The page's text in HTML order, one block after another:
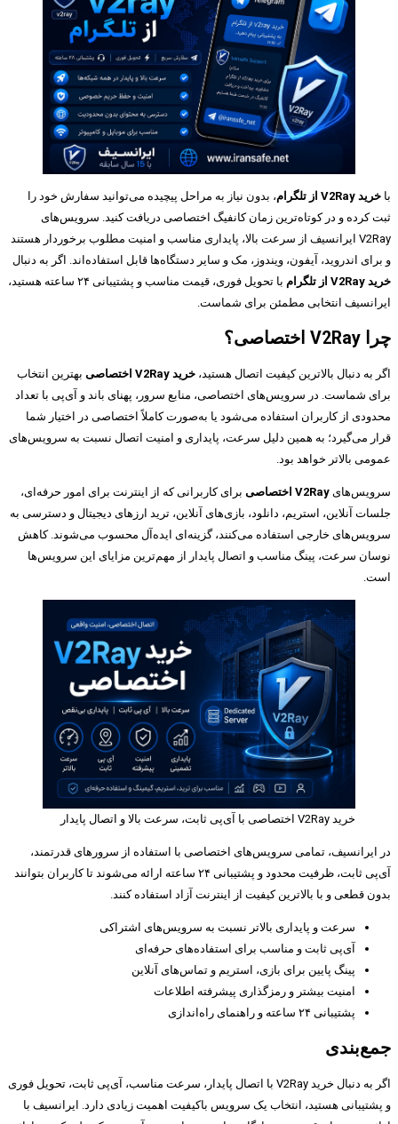
با خرید V2Ray از تلگرام
، بدون نیاز به مراحل پیچیده می‌توانید سفارش خود را
ثبت کرده و در کوتاه‌ترین زمان کانفیگ اختصاصی دریافت کنید. سرویس‌های
V2Ray ایرانسیف از سرعت بالا، پایداری مناسب و امنیت مطلوب برخوردار هستند
و برای اندروید، آیفون، ویندوز، مک و سایر دستگاه‌ها قابل استفاده‌اند. اگر به دنبال
خرید V2Ray از تلگرام
با تحویل فوری، قیمت مناسب و پشتیبانی ۲۴ ساعته هستید،
ایرانسیف انتخابی مطمئن برای شماست.
چرا V2Ray اختصاصی؟
اگر به دنبال بالاترین کیفیت اتصال هستید، خرید V2Ray اختصاصی
بهترین انتخاب
برای شماست. در سرویس‌های اختصاصی، منابع سرور، پهنای باند و آی‌پی با تعداد
محدودی از کاربران استفاده می‌شود یا به‌صورت کاملاً اختصاصی در اختیار شما
قرار می‌گیرد؛ به همین دلیل سرعت، پایداری و امنیت اتصال نسبت به سرویس‌های
عمومی بالاتر خواهد بود.
سرویس‌های V2Ray اختصاصی
برای کاربرانی که از اینترنت برای امور حرفه‌ای،
جلسات آنلاین، استریم، دانلود، بازی‌های آنلاین، ترید ارزهای دیجیتال و دسترسی به
سرویس‌های خارجی استفاده می‌کنند، گزینه‌ای ایده‌آل محسوب می‌شوند. کاهش
نوسان سرعت، پینگ مناسب و اتصال پایدار از مهم‌ترین مزایای این سرویس‌ها
است.
خرید V2Ray اختصاصی با آی‌پی ثابت، سرعت بالا و اتصال پایدار
در ایرانسیف، تمامی سرویس‌های اختصاصی با استفاده از سرورهای قدرتمند،
آی‌پی ثابت، ظرفیت محدود و پشتیبانی ۲۴ ساعته ارائه می‌شوند تا کاربران بتوانند
بدون قطعی و با بالاترین کیفیت از اینترنت آزاد استفاده کنند.
سرعت و پایداری بالاتر نسبت به سرویس‌های اشتراکی
آی‌پی ثابت و مناسب برای استفاده‌های حرفه‌ای
پینگ پایین برای بازی، استریم و تماس‌های آنلاین
امنیت بیشتر و رمزگذاری پیشرفته اطلاعات
پشتیبانی ۲۴ ساعته و راهنمای راه‌اندازی
جمع‌بندی
اگر به دنبال خرید V2Ray با اتصال پایدار، سرعت مناسب، آی‌پی ثابت، تحویل فوری
و پشتیبانی هستید، انتخاب یک سرویس باکیفیت اهمیت زیادی دارد. ایرانسیف با